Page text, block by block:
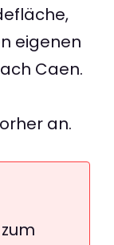
eigenen
Caen.
an.